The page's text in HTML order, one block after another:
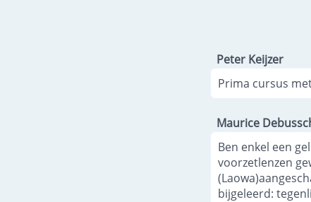
Peter Keijzer
Prima cursus
Maurice
Ben enkel een
voorzetlenzen
bijgeleerd: